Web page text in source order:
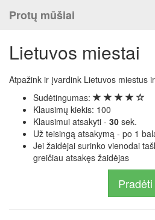
Protų mūšiai
Lietuvos miestai
Atpažink ir įvardink Lietuvos miestus
Sudėtingumas:
Klausimų kiekis: 100
Klausimui atsakyti - 30 sek.
Už teisingą atsakymą - po 1
Jei žaidėjai surinko vienodai
greičiau atsakęs žaidėjas
Pradėti